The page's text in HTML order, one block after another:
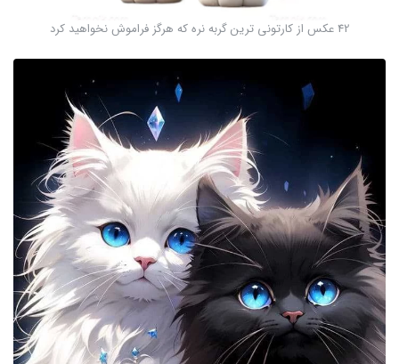
42 عکس از کارتونی ترین گربه نره که هرگز فراموش نخواهید کرد